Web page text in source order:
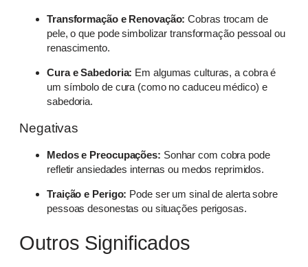
Transformação e Renovação: Cobras trocam de
pele, o que pode simbolizar transformação pessoal ou
renascimento.
Cura e Sabedoria: Em algumas culturas, a cobra é
um símbolo de cura (como no caduceu médico) e
sabedoria.
Negativas
Medos e Preocupações: Sonhar com cobra pode
refletir ansiedades internas ou medos reprimidos.
Traição e Perigo: Pode ser um sinal de alerta sobre
pessoas desonestas ou situações perigosas.
Outros Significados